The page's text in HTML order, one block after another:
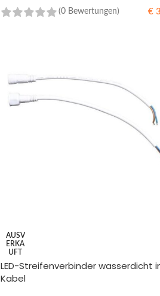
(0 Bewertungen) €
AUSV
ERKA
UFT
LED-Streifenverbinder wasserdicht
Kabel